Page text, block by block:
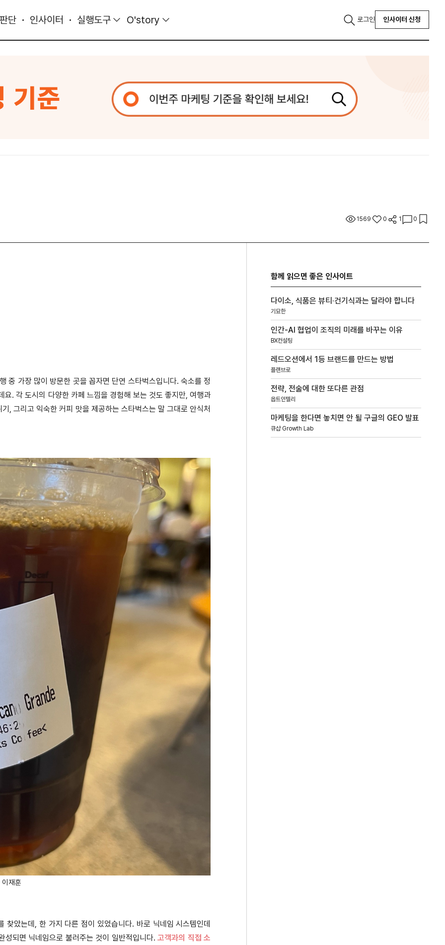
단 인사이터 실행도구 O'story 로그인 인사이터 신청
1569 0 1 0
중 가장 많이 방문한 곳을 꼽자면 단연 스타벅스입니다. 숙소를 정
. 각 도시의 다양한 카페 느낌을 경험해 보는 것도 좋지만, 여행과
, 그리고 익숙한 커피 맛을 제공하는 스타벅스는 말 그대로 안식처
재훈
았는데, 한 가지 다른 점이 있었습니다. 바로 닉네임 시스템인데
성되면 닉네임으로 불러주는 것이 일반적입니다.고객과의 직접 소
함께 읽으면 좋은 인사이트
다이소, 식품은 뷰티·건기식과는 달라야 합니다
기묘한
인간-AI 협업이 조직의 미래를 바꾸는 이유
BX컨설팅
레드오션에서 1등 브랜드를 만드는 방법
플랜브로
전략, 전술에 대한 또다른 관점
옵트인텔리
마케팅을 한다면 놓치면 안 될 구글의 GEO 발표
큐샵 Growth Lab